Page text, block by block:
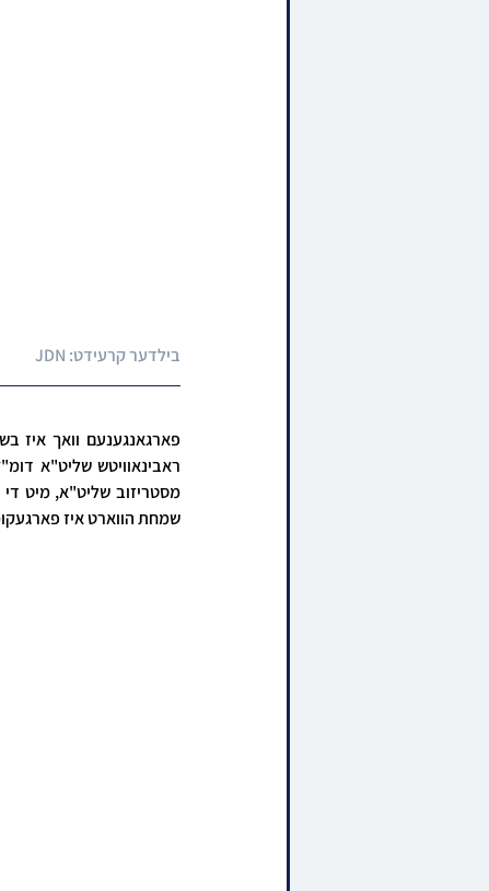
בילדער קרעידט: JDN
שמחת הווארט איז